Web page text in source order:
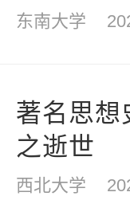
东南大学
著名思想
之逝世
西北大学